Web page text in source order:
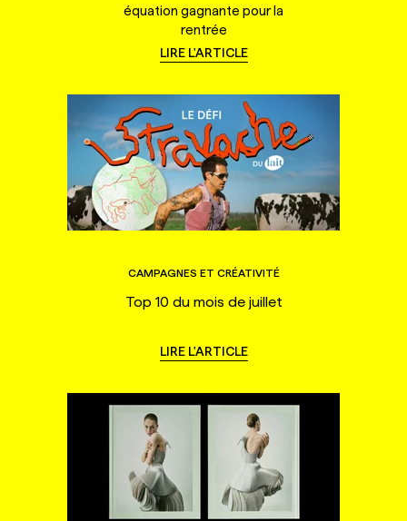
équation gagnante pour la
rentrée
LIRE L'ARTICLE
CAMPAGNES ET CRÉATIVITÉ
Top 10 du mois de juillet
LIRE L'ARTICLE